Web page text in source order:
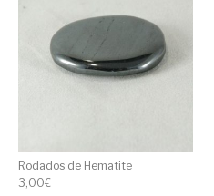
Rodados de Hematite
3,00€